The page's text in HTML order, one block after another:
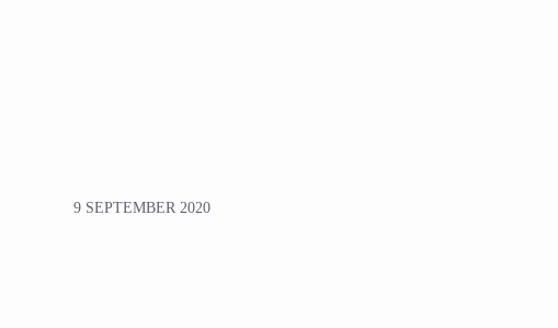
9 SEPTEMBER 2020